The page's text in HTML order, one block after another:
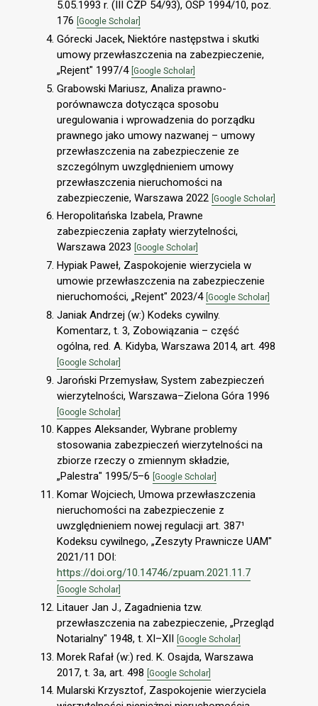
5.05.1993 r. (III CZP 54/93), OSP 1994/10, poz.
176 [Google Scholar]
Górecki Jacek, Niektóre następstwa i skutki
umowy przewłaszczenia na zabezpieczenie,
„Rejent" 1997/4 [Google Scholar]
Grabowski Mariusz, Analiza prawno-
porównawcza dotycząca sposobu
uregulowania i wprowadzenia do porządku
prawnego jako umowy nazwanej – umowy
przewłaszczenia na zabezpieczenie ze
szczególnym uwzględnieniem umowy
przewłaszczenia nieruchomości na
zabezpieczenie, Warszawa 2022 [Google Scholar]
Heropolitańska Izabela, Prawne
zabezpieczenia zapłaty wierzytelności,
Warszawa 2023 [Google Scholar]
Hypiak Paweł, Zaspokojenie wierzyciela w
umowie przewłaszczenia na zabezpieczenie
nieruchomości, „Rejent" 2023/4 [Google Scholar]
Janiak Andrzej (w:) Kodeks cywilny.
Komentarz, t. 3, Zobowiązania – część
ogólna, red. A. Kidyba, Warszawa 2014, art. 498
[Google Scholar]
Jaroński Przemysław, System zabezpieczeń
wierzytelności, Warszawa–Zielona Góra 1996
[Google Scholar]
Kappes Aleksander, Wybrane problemy
stosowania zabezpieczeń wierzytelności na
zbiorze rzeczy o zmiennym składzie,
„Palestra" 1995/5–6 [Google Scholar]
Komar Wojciech, Umowa przewłaszczenia
nieruchomości na zabezpieczenie z
uwzględnieniem nowej regulacji art. 387¹
Kodeksu cywilnego, „Zeszyty Prawnicze UAM"
2021/11 DOI:
https://doi.org/10.14746/zpuam.2021.11.7
[Google Scholar]
Litauer Jan J., Zagadnienia tzw.
przewłaszczenia na zabezpieczenie, „Przegląd
Notarialny" 1948, t. XI–XII [Google Scholar]
Morek Rafał (w:) red. K. Osajda, Warszawa
2017, t. 3a, art. 498 [Google Scholar]
Mularski Krzysztof, Zaspokojenie wierzyciela